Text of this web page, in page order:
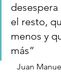
el resto,
menos y
más”
Juan